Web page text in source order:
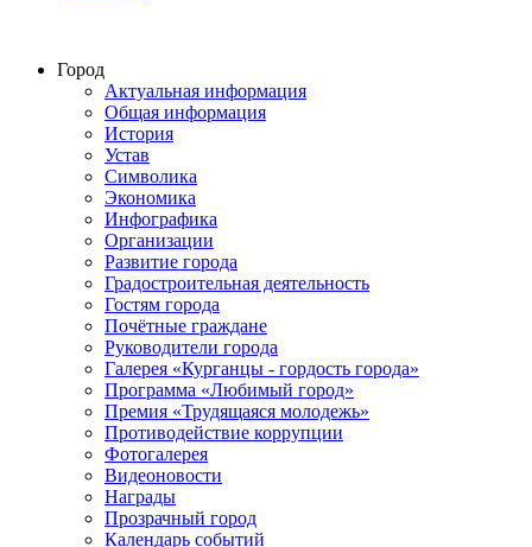
Город
Актуальная информация
Общая информация
История
Устав
Символика
Экономика
Инфографика
Организации
Развитие города
Градостроительная деятельность
Гостям города
Почётные граждане
Руководители города
Галерея «Курганцы - гордость города»
Программа «Любимый город»
Премия «Трудящаяся молодежь»
Противодействие коррупции
Фотогалерея
Видеоновости
Награды
Прозрачный город
Календарь событий